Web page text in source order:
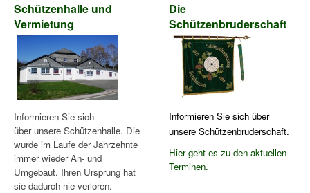
Schützenhalle und
Vermietung
Informieren Sie sich
über unsere Schützenhalle. Die
wurde im Laufe der Jahrzehnte
immer wieder An- und
Umgebaut. Ihren Ursprung hat
sie dadurch nie verloren.
Die
Schützenbruderschaft
Informieren Sie sich über
unsere Schützenbruderschaft.
Hier geht es zu den aktuellen
Terminen.